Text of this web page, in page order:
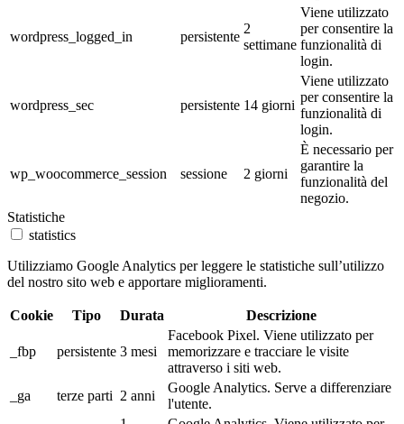
wordpress_logged_in persistente
2
settimane
Viene utilizzato
per consentire la
funzionalità di
login.
wordpress_sec persistente 14 giorni
Viene utilizzato
per consentire la
funzionalità di
login.
wp_woocommerce_session sessione 2 giorni
È necessario per
garantire la
funzionalità del
negozio.
Statistiche
statistics
Utilizziamo Google Analytics per leggere le statistiche sull’utilizzo
del nostro sito web e apportare miglioramenti.
Cookie Tipo Durata Descrizione
_fbp persistente 3 mesi
Facebook Pixel. Viene utilizzato per
memorizzare e tracciare le visite
attraverso i siti web.
_ga
terze parti 2 anni
Google Analytics. Serve a differenziare
l'utente.